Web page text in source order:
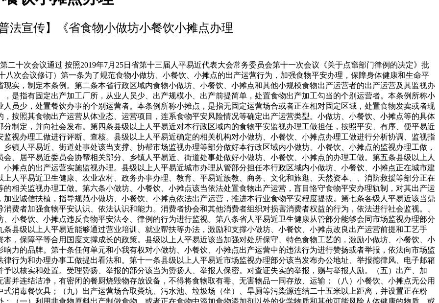
法宣传】《省食物小做坊小餐饮小摊点办理
次会议通过 按照2019年7月25日省第十三届人平易近代表大会常务委员会第十一次会议《关于点窜部门律例的决定》批
八次会议修订）第一条为了规范食物小做坊、小餐饮、小摊点的出产运营行为，加强食物平安办理，保障身体健康和生命平
实，制定本条例。第二条本省行政区域内食物小做坊、小餐饮、小摊点和其他小规模食物出产运营者的出产运营及其监视办
是指有固定出产加工厂所，从业人员少、出产规模小、出产前提简单，处置食物出产加工勾当的个别运营者。本条例所称小
员少，处置餐饮办事的个别运营者。本条例所称小摊点，是指无固定运营场合或者正在相对固定区域，处置食物发卖或者现
按照其食物出产运营从体业态、运营项目，连系食物平安风险情况等确定出产运营类型。小做坊、小餐饮、小摊点等的具体
制定，并向社会发布。第四条县级以上人平易近对本行政区域内的食物平安监视办理工做担任，按照平安、有序、便平易近
视办理工做进行评断、查核。县级以上人平易近确定的相关机构对小做坊、小餐饮、小摊点办理工做进行分析协调、监视指
镇人平易近、街道处事处该当支撑、协帮市场监视办理等部分做好本行政区域内小做坊、小餐饮、小摊点的监视办理工做，
、居平易近委员会协帮相关部分、乡镇人平易近、街道处事处做好小做坊、小餐饮、小摊点的办理工做。第五条县级以上人
摊点的出产运营实施监视办理。县级以上人平易近城市办理从管部分担任本行政区域内小做坊、小餐饮、小摊点正在城市建
人平易近卫生健康、农业农村、政务办事办理、教育、平易近族教、商务、文化和旅逛、天然资本、、消防救援等部分正在
相关监视办理工做。第六条小做坊、小餐饮、小摊点该当依法处置食物出产运营，盲目恪守食物平安办理轨制，对其出产运
业诚信扶植，指导规范小做坊、小餐饮、小摊点依法出产运营，推进本行业食物平安程度提拔。第七条各级人平易近该当鼎
费者加强食物平安认识、依法认识和能力。消费者协会和其他消费者组织对损害消费者权益的行为，依法进行社会监视。、
小餐饮、小摊点违反食物平安法令、律例的行为进行监视。第八条省人平易近卫生健康从管部分能够会同市场监视办理部分
县级以上人平易近能够通过营业培训、就业帮扶等办法，激励和支撑小做坊、小餐饮、小摊点改良出产运营前提和工艺手
，保障平等合用国度支撑成长的政策。县级以上人平易近该当加强对处所保守、特色食物工艺的，激励小做坊、小餐饮、小
力的品牌。第十条任何单元和小我有权对小做坊、小餐饮、小摊点出产运营中的违法行为进行赞扬或者举报，依法向市场监
行为和办理办事工做提出看法和。第十一条县级以上人平易近市场监视办理部分该当发布办公地址、举报德律风、电子邮箱
以核实和处置。受理赞扬、举报的部分该当为赞扬人、举报人保密。对查证失实的举报，赐与举报人励。（五）出产、加
并连结洁净，有密闭的餐厨烧毁物存放设备，不得将食物取有毒、无害物品一同存放、运输；（八）小餐饮、小摊点无公用
消毒餐饮具；（九）出产运营场合取粪坑、污水池、垃圾场（坐）、旱厕等污染源连结二十五米以上距离，并设置正在粉
（一）利用非食物原料出产制做食物，或者正在食物中添加食物添加剂以外的化学物质和其他可能风险人体健康的物质，或